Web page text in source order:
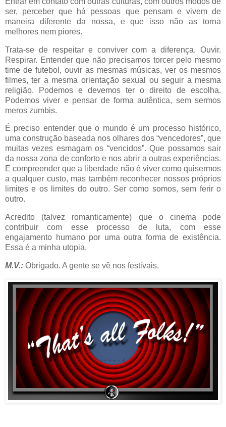
ser, perceber que há pessoas que pensam e vivem de
maneira diferente da nossa, e que isso não as torna
melhores nem piores.
Trata-se de respeitar e conviver com a diferença. Ouvir.
Respirar. Entender que não precisamos torcer pelo mesmo
time de futebol, ouvir as mesmas músicas, ver os mesmos
filmes, ter a mesma orientação sexual ou seguir a mesma
religião. Podemos e devemos ter o direito de escolha.
Podemos viver e pensar de forma autêntica, sem sermos
meros zumbis.
É preciso entender que o mundo é um processo histórico,
uma construção baseada nos olhares dos “vencedores”, que
muitas vezes esmagam os “vencidos”. Que possamos sair
da nossa zona de conforto e nos abrir a outras experiências.
E compreender que a liberdade não é viver como quisermos
a qualquer custo, mas também reconhecer nossos próprios
limites e os limites do outro. Ser como somos, sem ferir o
outro.
Acredito (talvez romanticamente) que o cinema pode
contribuir com esse processo de luta, com esse
engajamento humano por uma outra forma de existência.
Essa é a minha utopia.
M.V.: Obrigado. A gente se vê nos festivais.